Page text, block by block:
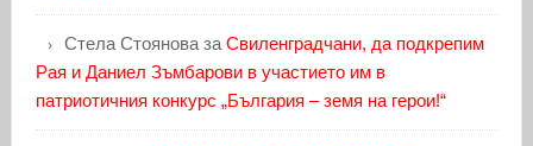
Стела Стояноваза Свиленградчани, да подкрепим
Рая и Даниел Зъмбарови в участието им в
патриотичния конкурс „България – земя на герои!“